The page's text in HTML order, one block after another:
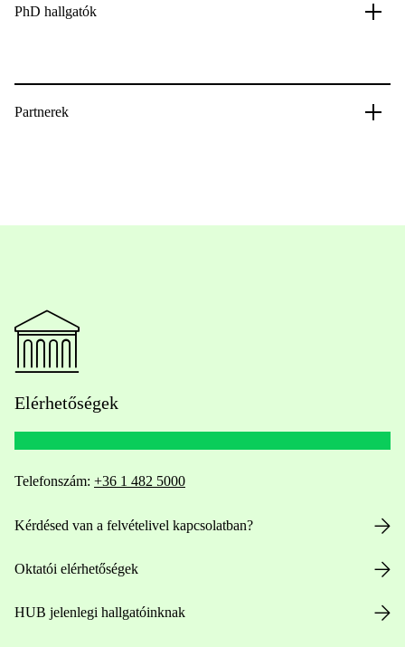
PhD hallgatók
Partnerek
Elérhetőségek
Telefonszám: +36 1 482 5000
Kérdésed van a felvételivel kapcsolatban?
Oktatói elérhetőségek
HUB jelenlegi hallgatóinknak